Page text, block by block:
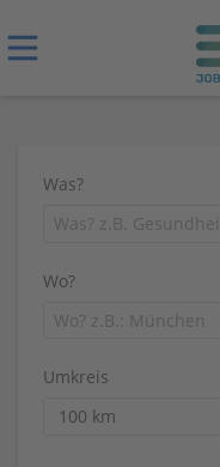
Was?
Wo?
Umkreis